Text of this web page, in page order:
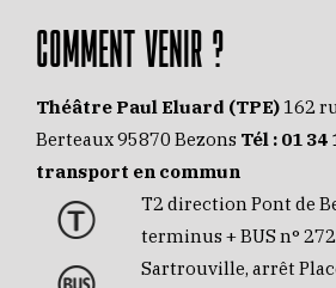
COMMENT VENIR ?
Théâtre Paul Eluard (TPE) 162
Berteaux 95870 Bezons Tél : 01 34
transport en commun
T2 direction Pont de
terminus + BUS n°
Sartrouville, arrêt